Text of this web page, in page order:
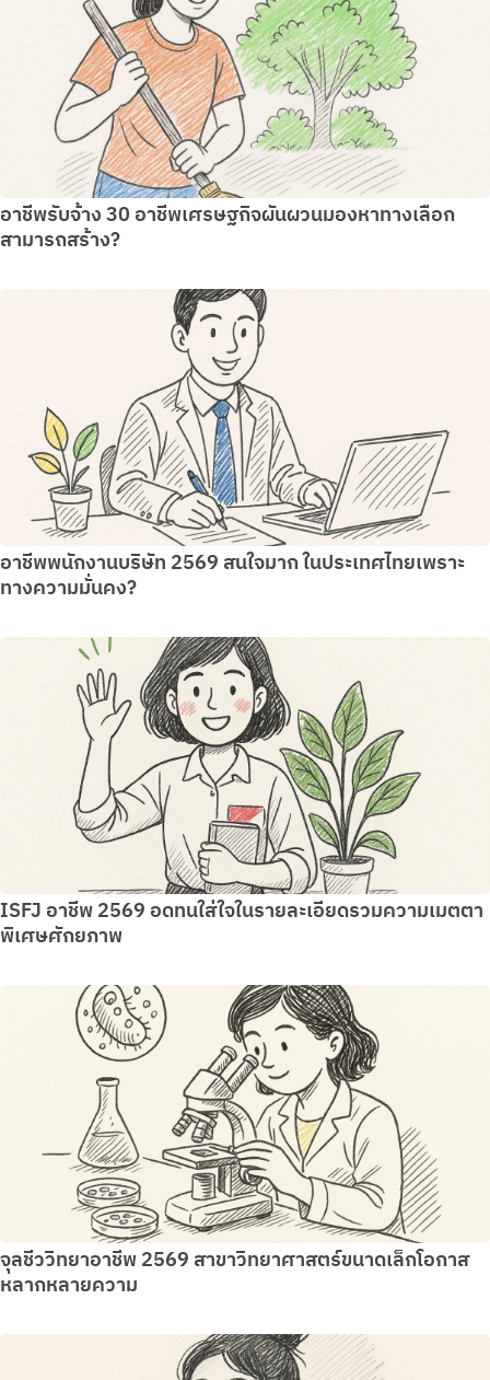
อาชีพรับจ้าง 30 อาชีพเศรษฐกิจผันผวนมองหาทางเลือก
สามารถสร้าง?
อาชีพพนักงานบริษัท 2569 สนใจมาก ในประเทศไทยเพราะ
ทางความมั่นคง?
ISFJ อาชีพ 2569 อดทนใส่ใจในรายละเอียดรวมความเมตตา
พิเศษศักยภาพ
จุลชีววิทยาอาชีพ 2569 สาขาวิทยาศาสตร์ขนาดเล็กโอกาส
หลากหลายความ